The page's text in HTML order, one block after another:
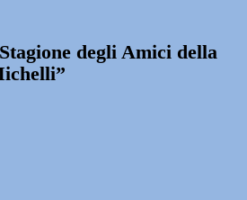
degli Amici della